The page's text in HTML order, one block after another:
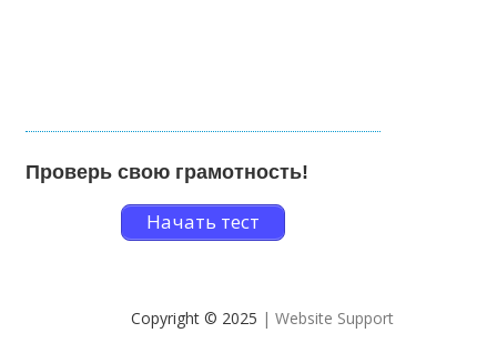
Проверь свою грамотность!
Начать тест
Copyright © 2025 | Website Support